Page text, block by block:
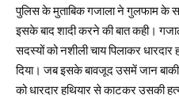
पुलिस के मुताबिक गजाला ने गुलफाम के
इसके बाद शादी करने की बात कही।
सदस्यों को नशीली चाय पिलाकर
दिया। जब इसके बावजूद उसमें जान
को धारदार हथियार से काटकर उसकी